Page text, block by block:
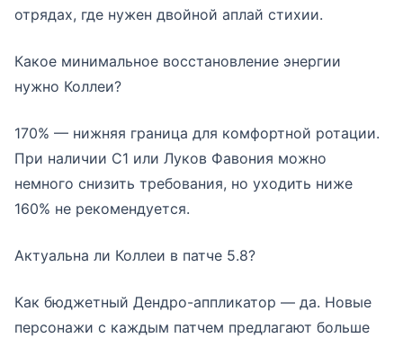
отрядах, где нужен двойной аплай стихии.
Какое минимальное восстановление энергии
нужно Коллеи?
170% — нижняя граница для комфортной ротации.
При наличии С1 или Луков Фавония можно
немного снизить требования, но уходить ниже
160% не рекомендуется.
Актуальна ли Коллеи в патче 5.8?
Как бюджетный Дендро-аппликатор — да. Новые
персонажи с каждым патчем предлагают больше